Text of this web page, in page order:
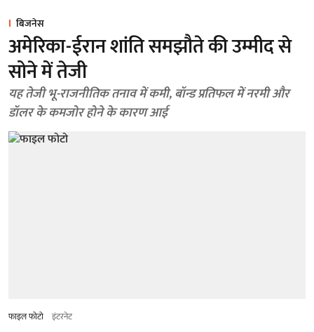
बिजनेस
अमेरिका-ईरान शांति समझौते की उम्मीद से
सोने में तेजी
यह तेजी भू-राजनीतिक तनाव में कमी, बॉन्ड प्रतिफल में नरमी और
डॉलर के कमजोर होने के कारण आई
फाइल फोटो इंटरनेट